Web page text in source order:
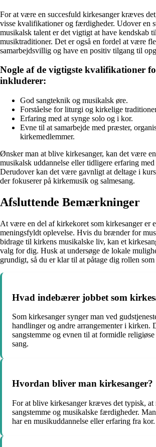
For at være en succesfuld kirkesanger kræves
visse kvalifikationer og færdigheder. Udover en
musikalsk talent er det vigtigt at have kendskab
musiktraditioner. Det er også en fordel at være
samarbejdsvillig og have en positiv tilgang til
Nogle af de vigtigste kvalifikationer
inkluderer:
God sangteknik og musikalsk øre.
Forståelse for liturgi og kirkelige
Erfaring med at synge solo og i kor.
Evne til at samarbejde med præster,
kirkemedlemmer.
Ønsker man at blive kirkesanger, kan det være
musikalsk uddannelse eller tidligere erfaring
Derudover kan det være gavnligt at deltage i
der fokuserer på kirkemusik og salmesang.
Afsluttende Bemærkninger
At være en del af kirkekoret som kirkesanger er
meningsfyldt oplevelse. Hvis du brænder for
bidrage til kirkens musikalske liv, kan et
valg for dig. Husk at undersøge de lokale
grundigt, så du er klar til at påtage dig rollen som
Hvad indebærer jobbet som
Som kirkesanger synger man ved
handlinger og andre arrangementer i kirken.
sangstemme og evnen til at formidle
sang.
Hvordan bliver man kirkesanger?
For at blive kirkesanger kræves det typisk, at
sangstemme og musikalske færdigheder.
har en musikuddannelse eller erfaring fra kor.